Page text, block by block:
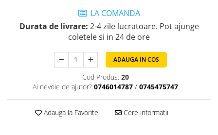
Checurile Royal
Prajituri Fabrica de Amandine
Prajitura ingerilor
Prajituri Red Collection
LA COMANDA
Durata de livrare: 2-4 zile lucratoare. Pot ajunge
coletele si in 24 de ore
ADAUGA IN COS
Cod Produs: 20
Ai nevoie de ajutor? 0746014787 / 0745475747
Adauga la Favorite Cere informatii